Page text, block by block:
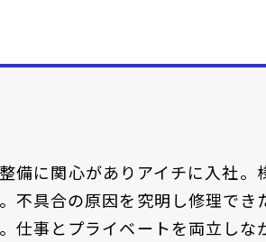
備に関心がありアイチに入社。
不具合の原因を究明し修理でき
仕事とプライベートを両立しな